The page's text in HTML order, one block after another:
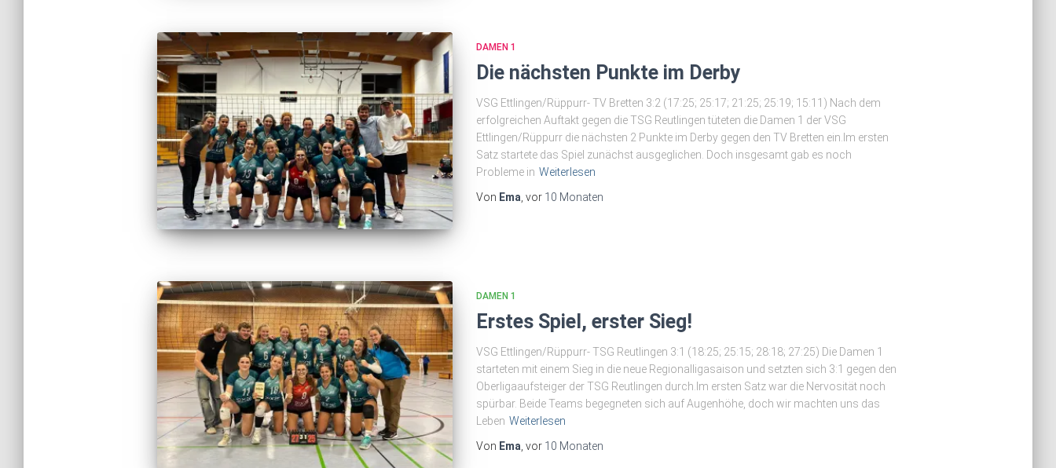
DAMEN 1
Die nächsten Punkte im Derby
VSG Ettlingen/Rüppurr- TV Bretten 3:2 (17:25; 25:17; 21:25; 25:19; 15:11) Nach dem
erfolgreichen Auftakt gegen die TSG Reutlingen tüteten die Damen 1 der VSG
Ettlingen/Rüppurr die nächsten 2 Punkte im Derby gegen den TV Bretten ein.Im ersten
Satz startete das Spiel zunächst ausgeglichen. Doch insgesamt gab es noch
Probleme in Weiterlesen
Von Ema , vor 10 Monaten
DAMEN 1
Erstes Spiel, erster Sieg!
VSG Ettlingen/Rüppurr- TSG Reutlingen 3:1 (18:25; 25:15; 28:18; 27:25) Die Damen 1
starteten mit einem Sieg in die neue Regionalligasaison und setzten sich 3:1 gegen den
Oberligaaufsteiger der TSG Reutlingen durch.Im ersten Satz war die Nervosität noch
spürbar. Beide Teams begegneten sich auf Augenhöhe, doch wir machten uns das
Leben Weiterlesen
Von Ema , vor 10 Monaten